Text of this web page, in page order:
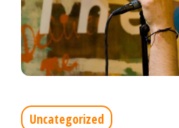
Uncategorized